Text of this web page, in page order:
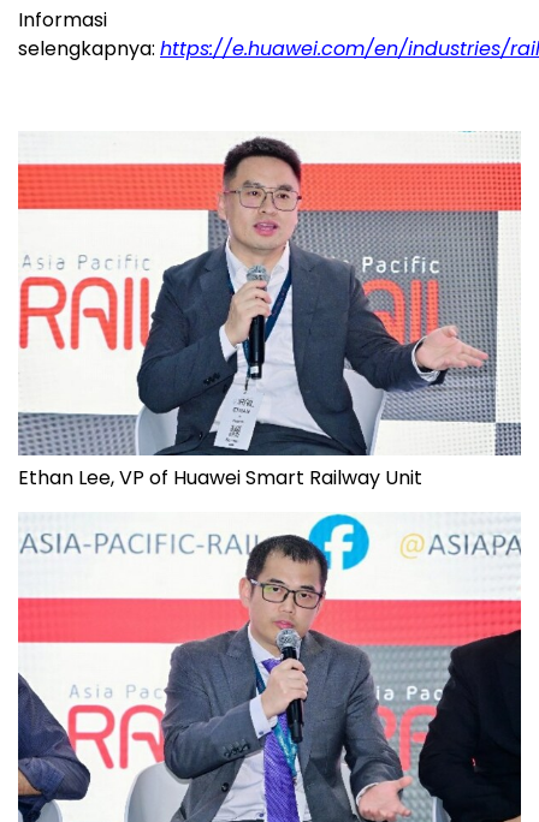
Informasi
selengkapnya: https://e.huawei.com/en/industries/
Ethan Lee, VP of Huawei Smart Railway Unit